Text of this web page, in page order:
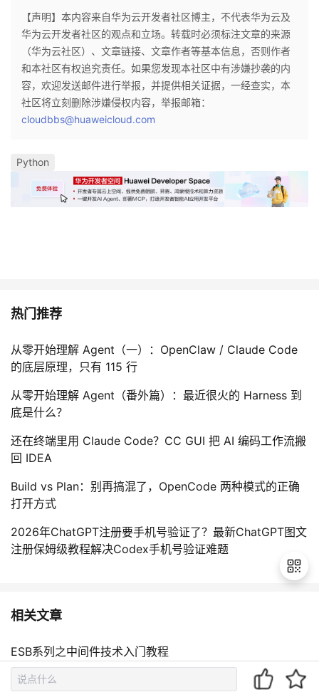
【声明】本内容来自华为云开发者社区博主，不代表华为云及
华为云开发者社区的观点和立场。转载时必须标注文章的来源
（华为云社区）、文章链接、文章作者等基本信息，否则作者
和本社区有权追究责任。如果您发现本社区中有涉嫌抄袭的内
容，欢迎发送邮件进行举报，并提供相关证据，一经查实，本
社区将立刻删除涉嫌侵权内容，举报邮箱：
cloudbbs@huaweicloud.com
Python
热门推荐
从零开始理解 Agent（一）：OpenClaw / Claude Code
的底层原理，只有 115 行
从零开始理解 Agent（番外篇）：最近很火的 Harness 到
底是什么？
还在终端里用 Claude Code？CC GUI 把 AI 编码工作流搬
回 IDEA
Build vs Plan：别再搞混了，OpenCode 两种模式的正确
打开方式
2026年ChatGPT注册要手机号验证了？最新ChatGPT图文
注册保姆级教程解决Codex手机号验证难题
相关文章
ESB系列之中间件技术入门教程
中间件学习——Docker的前世今生